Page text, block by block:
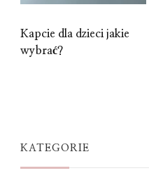
Kapcie dla dzieci jakie
wybrać?
KATEGORIE